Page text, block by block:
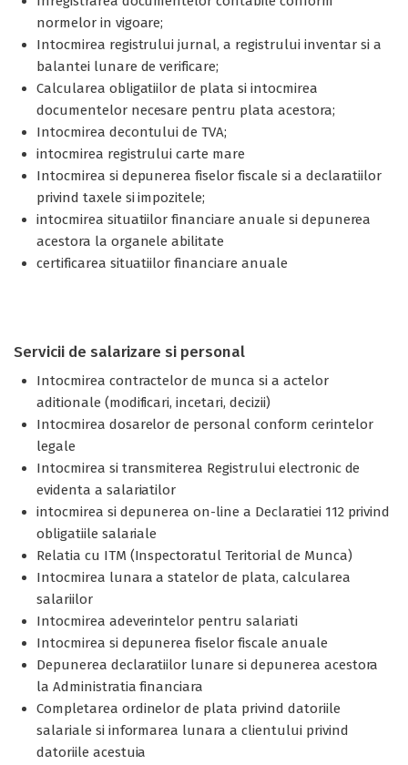
normelor in vigoare;
Intocmirea registrului jurnal, a registrului inventar si a
balantei lunare de verificare;
Calcularea obligatiilor de plata si intocmirea
documentelor necesare pentru plata acestora;
Intocmirea decontului de TVA;
intocmirea registrului carte mare
Intocmirea si depunerea fiselor fiscale si a declaratiilor
privind taxele si impozitele;
intocmirea situatiilor financiare anuale si depunerea
acestora la organele abilitate
certificarea situatiilor financiare anuale
Servicii de salarizare si personal
Intocmirea contractelor de munca si a actelor
aditionale (modificari, incetari, decizii)
Intocmirea dosarelor de personal conform cerintelor
legale
Intocmirea si transmiterea Registrului electronic de
evidenta a salariatilor
intocmirea si depunerea on-line a Declaratiei 112 privind
obligatiile salariale
Relatia cu ITM (Inspectoratul Teritorial de Munca)
Intocmirea lunara a statelor de plata, calcularea
salariilor
Intocmirea adeverintelor pentru salariati
Intocmirea si depunerea fiselor fiscale anuale
Depunerea declaratiilor lunare si depunerea acestora
la Administratia financiara
Completarea ordinelor de plata privind datoriile
salariale si informarea lunara a clientului privind
datoriile acestuia